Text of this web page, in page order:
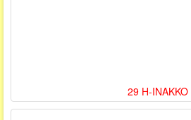
29 H-INAKKO